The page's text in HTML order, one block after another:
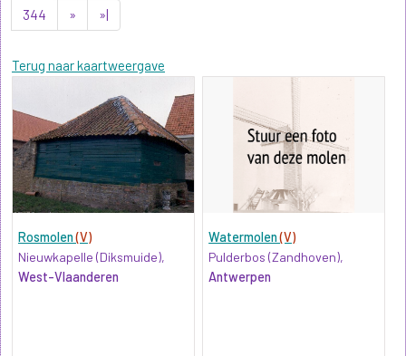
344
» »|
Terug naar kaartweergave
Rosmolen(V)
Nieuwkapelle (Diksmuide),
West-Vlaanderen
Watermolen(V)
Pulderbos (Zandhoven),
Antwerpen